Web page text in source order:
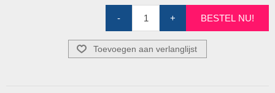
- + BESTEL NU!
Toevoegen aan verlanglijst